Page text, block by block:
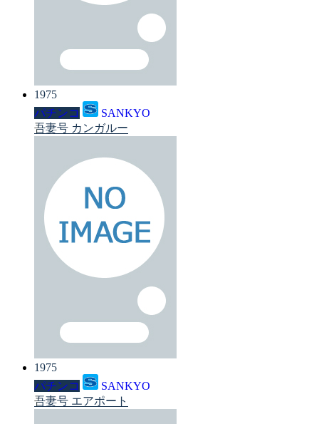
1975
パチンコ
SANKYO
吾妻号 カンガルー
1975
パチンコ
SANKYO
吾妻号 エアポート